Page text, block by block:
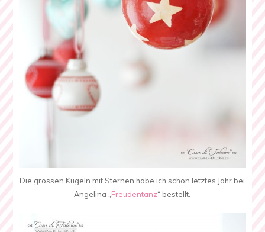
Die grossen Kugeln mit Sternen habe ich schon letztes Jahr bei
Angelina „ Freudentanz“ bestellt.